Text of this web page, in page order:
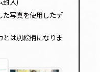
た写真を使用したデ
は別絵柄になりま